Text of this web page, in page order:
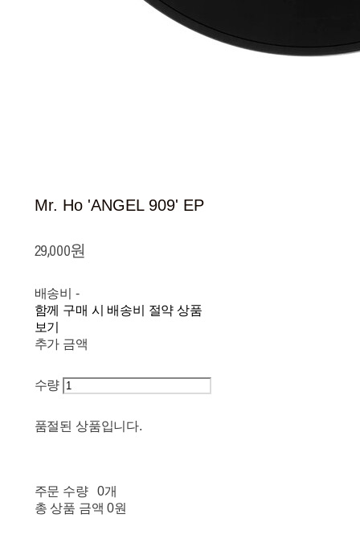
Mr. Ho 'ANGEL 909' EP
29,000원
배송비 -
함께 구매 시 배송비 절약 상품
보기
추가 금액
수량
품절된 상품입니다.
주문 수량
0개
총 상품 금액 0원